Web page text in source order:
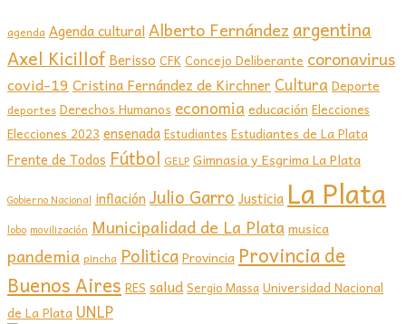
agenda Agenda culturalAlberto Fernández argentina
Axel Kicillof Berisso CFKConcejo Deliberante coronavirus
covid-19 Cristina Fernández de Kirchner Cultura Deporte
deportes Derechos Humanos economia educación Elecciones
Elecciones 2023 ensenada Estudiantes Estudiantes de La Plata
Frente de Todos Fútbol GELP Gimnasia y Esgrima La Plata
Gobierno Nacional inflación Julio Garro Justicia La Plata
lobo movilización Municipalidad de La Plata musica
pandemia pincha PoliticaProvincia Provincia de
Buenos Aires RES saludSergio MassaUniversidad Nacional
de La Plata UNLP